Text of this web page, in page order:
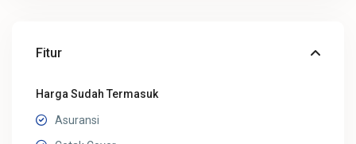
Fitur
Harga Sudah Termasuk
Asuransi